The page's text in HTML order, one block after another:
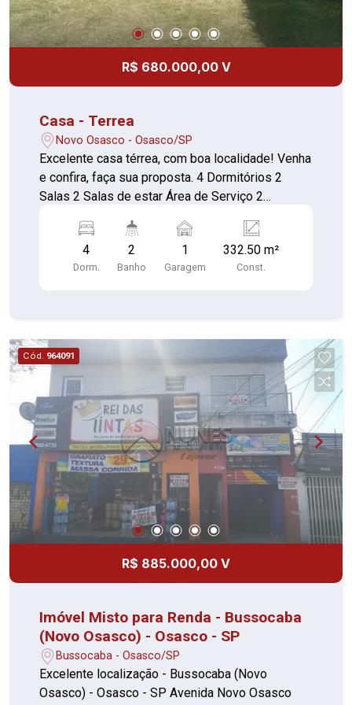
R$ 680.000,00 V
Casa - Terrea
Novo Osasco - Osasco/SP
Excelente casa térrea, com boa localidade! Venha
e confira, faça sua proposta. 4 Dormitórios 2
Salas 2 Salas de estar Área de Serviço 2
- com espaço de até 10 veículos Duas casas
com acabamento em porcelana , extenso quintal
gramado em cima e nos fundos , casas alugadas.
4
Dorm.
2
Banho
1
Garagem
332.50 m²
Const.
Cód. 964091
R$ 885.000,00 V
Imóvel Misto para Renda - Bussocaba
(Novo Osasco) - Osasco - SP
Bussocaba - Osasco/SP
Excelente localização - Bussocaba (Novo
Osasco) - Osasco - SP Avenida Novo Osasco